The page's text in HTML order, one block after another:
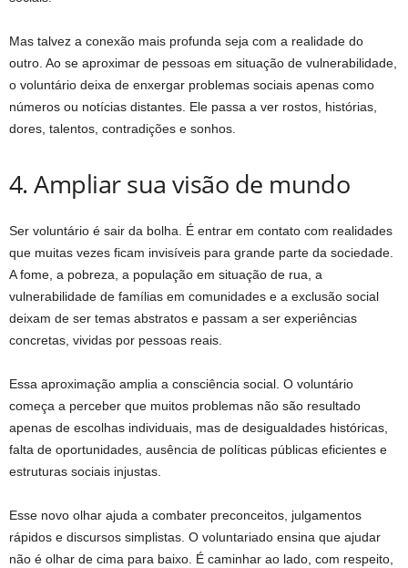
Mas talvez a conexão mais profunda seja com a realidade do
outro. Ao se aproximar de pessoas em situação de vulnerabilidade,
o voluntário deixa de enxergar problemas sociais apenas como
números ou notícias distantes. Ele passa a ver rostos, histórias,
dores, talentos, contradições e sonhos.
4. Ampliar sua visão de mundo
Ser voluntário é sair da bolha. É entrar em contato com realidades
que muitas vezes ficam invisíveis para grande parte da sociedade.
A fome, a pobreza, a população em situação de rua, a
vulnerabilidade de famílias em comunidades e a exclusão social
deixam de ser temas abstratos e passam a ser experiências
concretas, vividas por pessoas reais.
Essa aproximação amplia a consciência social. O voluntário
começa a perceber que muitos problemas não são resultado
apenas de escolhas individuais, mas de desigualdades históricas,
falta de oportunidades, ausência de políticas públicas eficientes e
estruturas sociais injustas.
Esse novo olhar ajuda a combater preconceitos, julgamentos
rápidos e discursos simplistas. O voluntariado ensina que ajudar
não é olhar de cima para baixo. É caminhar ao lado, com respeito,